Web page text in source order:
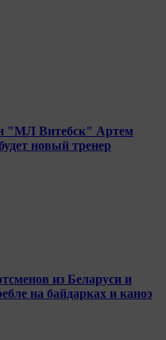
"МЛ Витебск" Артем
новый тренер
из Беларуси и
на байдарках и каноэ